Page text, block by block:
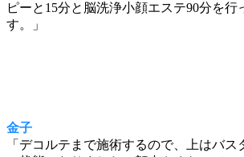
ピーと15分と脳洗浄小顔エステ90分を行
す。」
金子
「デコルテまで施術するので、上はバス